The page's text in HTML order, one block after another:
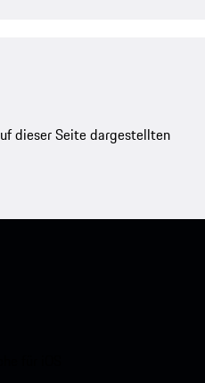
dieser Seite dargestellten